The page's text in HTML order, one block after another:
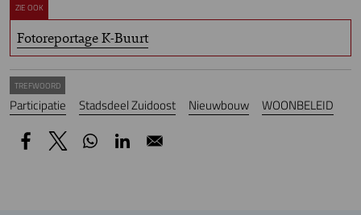
ZIE OOK
Fotoreportage K-Buurt
TREFWOORD
Participatie Stadsdeel Zuidoost Nieuwbouw WOONBELEID